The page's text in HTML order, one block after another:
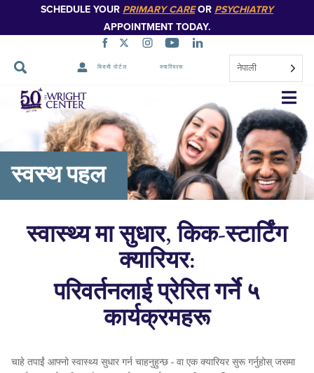
SCHEDULE YOUR PRIMARY CAREOR PSYCHIATRY
APPOINTMENT TODAY.
बिरामी पोर्टल क्यारियरस नेपाली
नेभिगेसन
स्किप
स्वस्थ पहल
स्वास्थ्य मा सुधार, किक-स्टार्टिंग
क्यारियर:
परिवर्तनलाई प्रेरित गर्ने ५
कार्यक्रमहरू
चाहे तपाईं आफ्नो स्वास्थ्य सुधार गर्न चाहनुहुन्छ - वा एक क्यारियर सुरू गर्नुहोस् जसमा